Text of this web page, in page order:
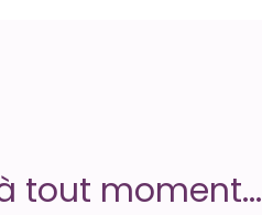
tout moment...